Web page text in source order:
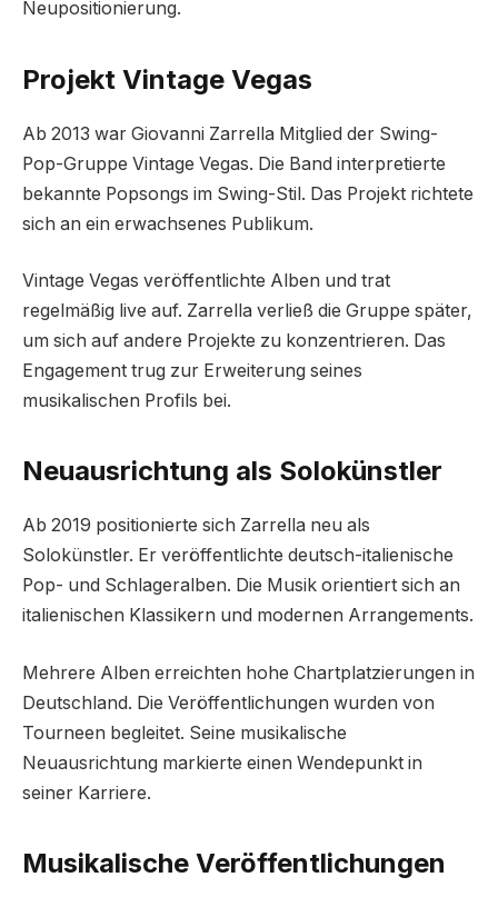
Neupositionierung.
Projekt Vintage Vegas
Ab 2013 war Giovanni Zarrella Mitglied der Swing-
Pop-Gruppe Vintage Vegas. Die Band interpretierte
bekannte Popsongs im Swing-Stil. Das Projekt richtete
sich an ein erwachsenes Publikum.
Vintage Vegas veröffentlichte Alben und trat
regelmäßig live auf. Zarrella verließ die Gruppe später,
um sich auf andere Projekte zu konzentrieren. Das
Engagement trug zur Erweiterung seines
musikalischen Profils bei.
Neuausrichtung als Solokünstler
Ab 2019 positionierte sich Zarrella neu als
Solokünstler. Er veröffentlichte deutsch-italienische
Pop- und Schlageralben. Die Musik orientiert sich an
italienischen Klassikern und modernen Arrangements.
Mehrere Alben erreichten hohe Chartplatzierungen in
Deutschland. Die Veröffentlichungen wurden von
Tourneen begleitet. Seine musikalische
Neuausrichtung markierte einen Wendepunkt in
seiner Karriere.
Musikalische Veröffentlichungen